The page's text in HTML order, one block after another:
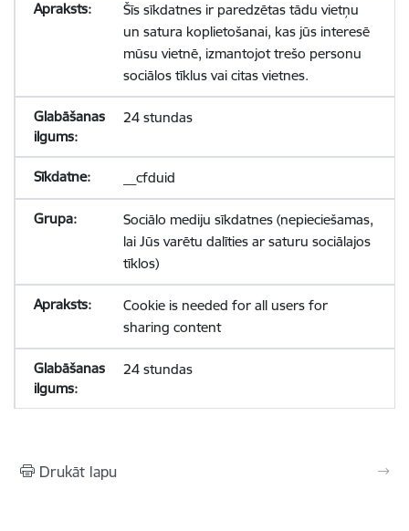
Šīs sīkdatnes ir paredzētas tādu vietņu
un satura koplietošanai, kas jūs interesē
mūsu vietnē, izmantojot trešo personu
sociālos tīklus vai citas vietnes.
24 stundas
__cfduid
Sociālo mediju sīkdatnes (nepieciešamas,
lai Jūs varētu dalīties ar saturu sociālajos
tīklos)
Cookie is needed for all users for
sharing content
24 stundas
Drukāt lapu